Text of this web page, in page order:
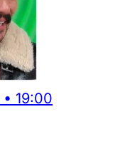
• 19:00